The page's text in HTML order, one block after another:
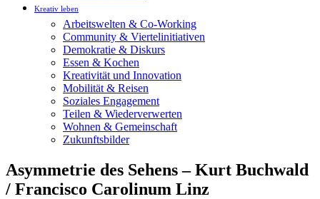
Kreativ leben
Arbeitswelten & Co-Working
Community & Viertelinitiativen
Demokratie & Diskurs
Essen & Kochen
Kreativität und Innovation
Mobilität & Reisen
Soziales Engagement
Teilen & Wiederverwerten
Wohnen & Gemeinschaft
Zukunftsbilder
Asymmetrie des Sehens – Kurt Buchwald
/ Francisco Carolinum Linz